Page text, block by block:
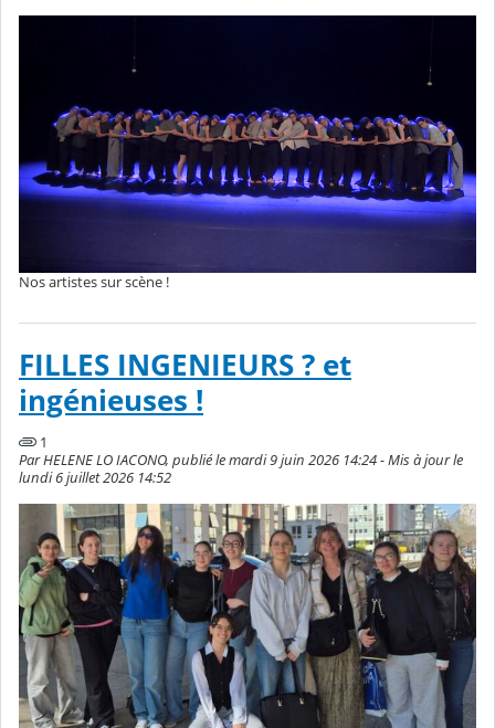
Nos artistes sur scène !
FILLES INGENIEURS ? et
ingénieuses !
1
Par HELENE LO IACONO, publié le mardi 9 juin 2026 14:24 - Mis à jour le
lundi 6 juillet 2026 14:52